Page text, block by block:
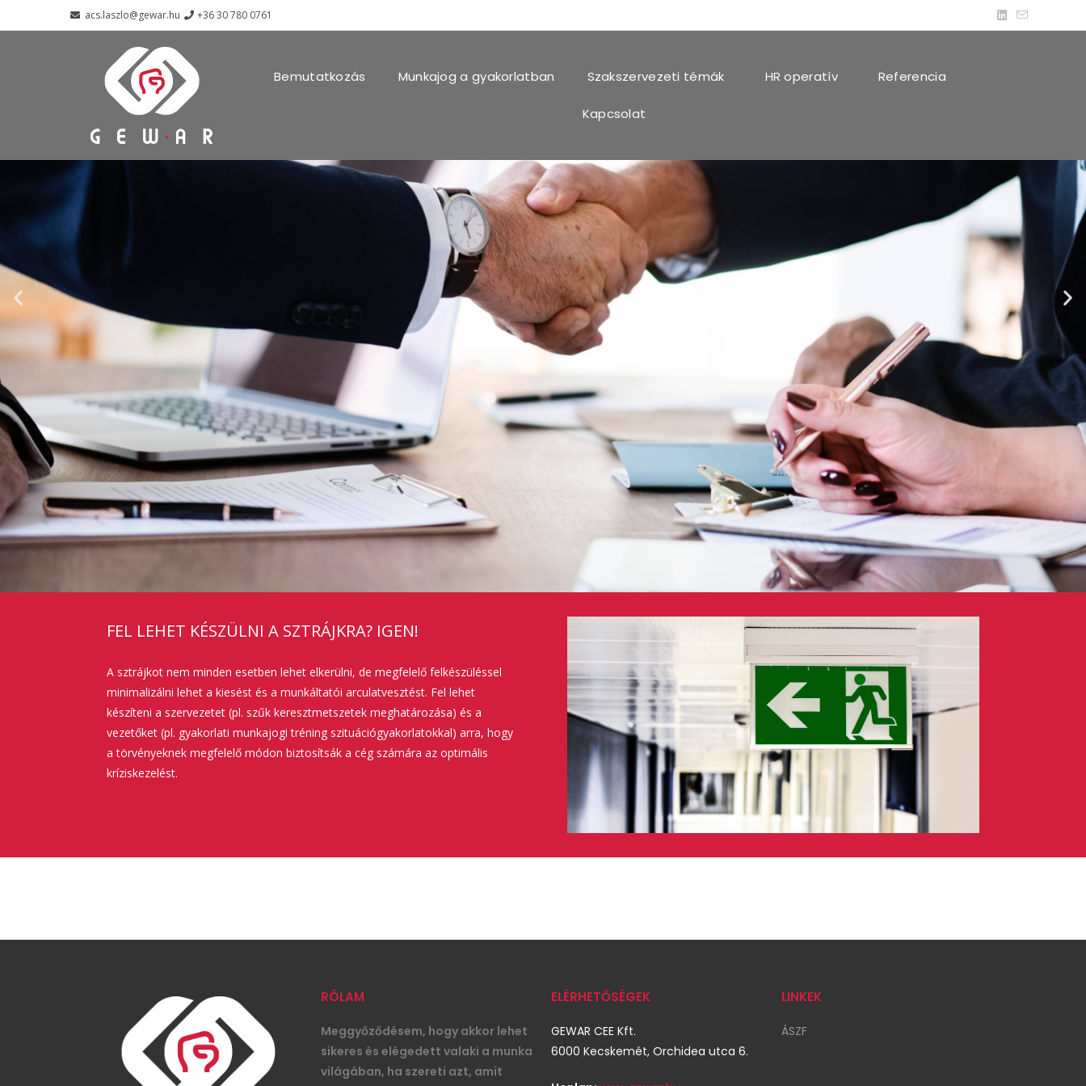
acs.laszlo@gewar.hu +36 30 780 0761
Bemutatkozás Munkajog a gyakorlatban Szakszervezeti témák HR operatív Referencia
Kapcsolat
FEL LEHET KÉSZÜLNI A SZTRÁJKRA? IGEN!
A sztrájkot nem minden esetben lehet elkerülni, de megfelelő felkészüléssel
minimalizálni lehet a kiesést és a munkáltatói arculatvesztést. Fel lehet
készíteni a szervezetet (pl. szűk keresztmetszetek meghatározása) és a
vezetőket (pl. gyakorlati munkajogi tréning szituációgyakorlatokkal) arra, hogy
a törvényeknek megfelelő módon biztosítsák a cég számára az optimális
kríziskezelést.
RÓLAM
Meggyőződésem, hogy akkor lehet
sikeres és elégedett valaki a munka
világában, ha szereti azt, amit
ELÉRHETŐSÉGEK
GEWAR CEE Kft.
6000 Kecskemét, Orchidea utca 6.
LINKEK
ÁSZF